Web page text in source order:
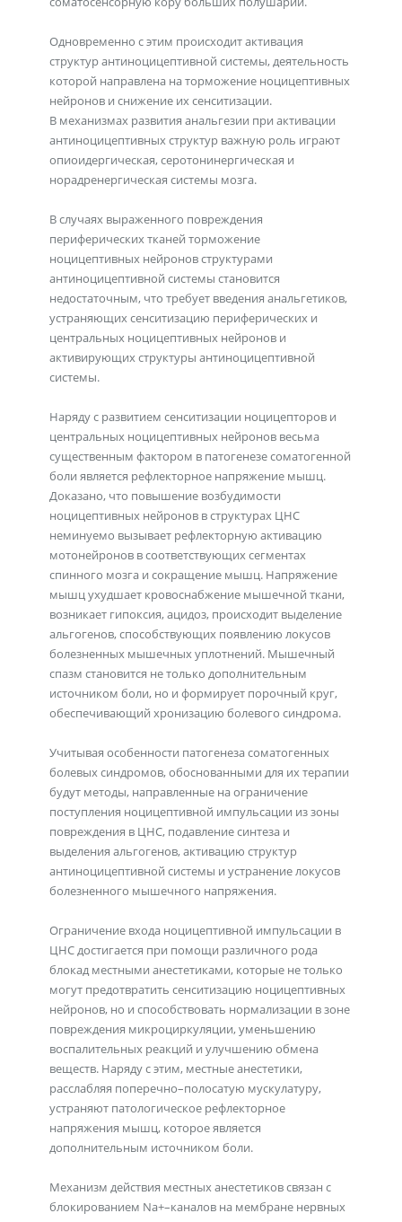
Одновременно с этим происходит активация
структур антиноцицептивной системы, деятельность
которой направлена на торможение ноцицептивных
нейронов и снижение их сенситизации.
В механизмах развития анальгезии при активации
антиноцицептивных структур важную роль играют
опиоидергическая, серотонинергическая и
норадренергическая системы мозга.
В случаях выраженного повреждения
периферических тканей торможение
ноцицептивных нейронов структурами
антиноцицептивной системы становится
недостаточным, что требует введения анальгетиков,
устраняющих сенситизацию периферических и
центральных ноцицептивных нейронов и
активирующих структуры антиноцицептивной
системы.
Наряду с развитием сенситизации ноцицепторов и
центральных ноцицептивных нейронов весьма
существенным фактором в патогенезе соматогенной
боли является рефлекторное напряжение мышц.
Доказано, что повышение возбудимости
ноцицептивных нейронов в структурах ЦНС
неминуемо вызывает рефлекторную активацию
мотонейронов в соответствующих сегментах
спинного мозга и сокращение мышц. Напряжение
мышц ухудшает кровоснабжение мышечной ткани,
возникает гипоксия, ацидоз, происходит выделение
альгогенов, способствующих появлению локусов
болезненных мышечных уплотнений. Мышечный
спазм становится не только дополнительным
источником боли, но и формирует порочный круг,
обеспечивающий хронизацию болевого синдрома.
Учитывая особенности патогенеза соматогенных
болевых синдромов, обоснованными для их терапии
будут методы, направленные на ограничение
поступления ноцицептивной импульсации из зоны
повреждения в ЦНС, подавление синтеза и
выделения альгогенов, активацию структур
антиноцицептивной системы и устранение локусов
болезненного мышечного напряжения.
Ограничение входа ноцицептивной импульсации в
ЦНС достигается при помощи различного рода
блокад местными анестетиками, которые не только
могут предотвратить сенситизацию ноцицептивных
нейронов, но и способствовать нормализации в зоне
повреждения микроциркуляции, уменьшению
воспалительных реакций и улучшению обмена
веществ. Наряду с этим, местные анестетики,
расслабляя поперечно–полосатую мускулатуру,
устраняют патологическое рефлекторное
напряжения мышц, которое является
дополнительным источником боли.
Механизм действия местных анестетиков связан с
блокированием Na+–каналов на мембране нервных